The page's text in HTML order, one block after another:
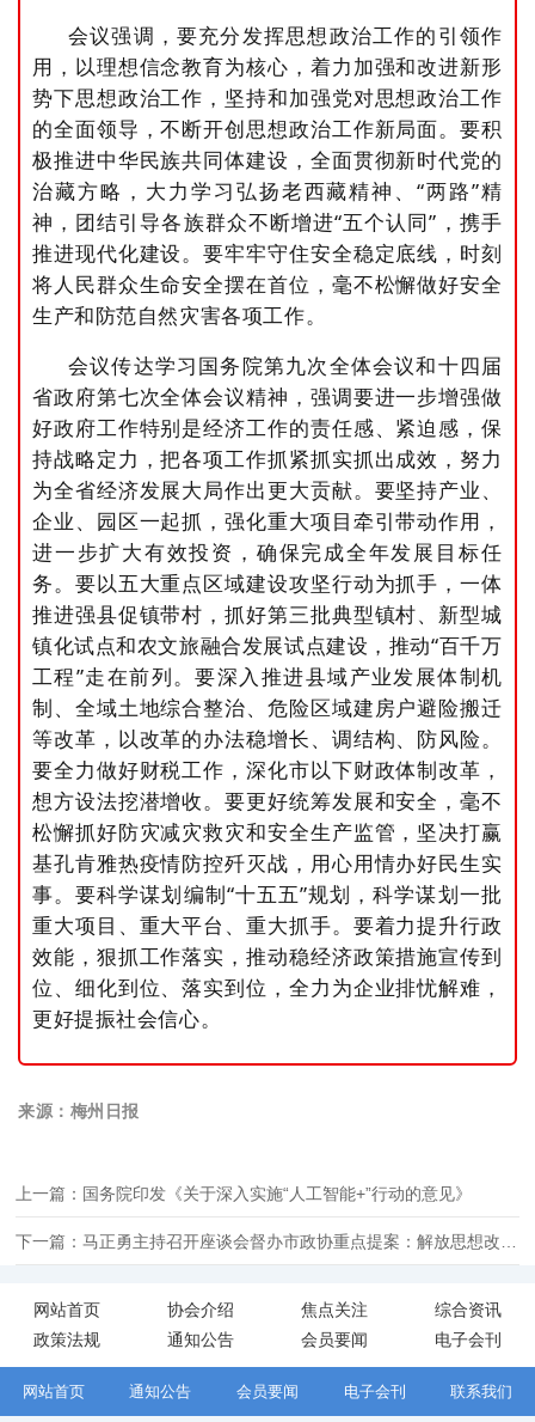
会议强调，要充分发挥思想政治工作的引领作
用，以理想信念教育为核心，着力加强和改进新形
势下思想政治工作，坚持和加强党对思想政治工作
的全面领导，不断开创思想政治工作新局面。要积
极推进中华民族共同体建设，全面贯彻新时代党的
治藏方略，大力学习弘扬老西藏精神、“两路”精
神，团结引导各族群众不断增进“五个认同”，携手
推进现代化建设。要牢牢守住安全稳定底线，时刻
将人民群众生命安全摆在首位，毫不松懈做好安全
生产和防范自然灾害各项工作。
会议传达学习国务院第九次全体会议和十四届
省政府第七次全体会议精神，强调要进一步增强做
好政府工作特别是经济工作的责任感、紧迫感，保
持战略定力，把各项工作抓紧抓实抓出成效，努力
为全省经济发展大局作出更大贡献。要坚持产业、
企业、园区一起抓，强化重大项目牵引带动作用，
进一步扩大有效投资，确保完成全年发展目标任
务。要以五大重点区域建设攻坚行动为抓手，一体
推进强县促镇带村，抓好第三批典型镇村、新型城
镇化试点和农文旅融合发展试点建设，推动“百千万
工程”走在前列。要深入推进县域产业发展体制机
制、全域土地综合整治、危险区域建房户避险搬迁
等改革，以改革的办法稳增长、调结构、防风险。
要全力做好财税工作，深化市以下财政体制改革，
想方设法挖潜增收。要更好统筹发展和安全，毫不
松懈抓好防灾减灾救灾和安全生产监管，坚决打赢
基孔肯雅热疫情防控歼灭战，用心用情办好民生实
事。要科学谋划编制“十五五”规划，科学谋划一批
重大项目、重大平台、重大抓手。要着力提升行政
效能，狠抓工作落实，推动稳经济政策措施宣传到
位、细化到位、落实到位，全力为企业排忧解难，
更好提振社会信心。
来源：梅州日报
上一篇：国务院印发《关于深入实施“人工智能+”行动的意见》
下一篇：马正勇主持召开座谈会督办市政协重点提案：解放思想改革创新大抓人才真抓人才 为梅州高质量发展注入新动能新活力
网站首页 协会介绍 焦点关注
综合资讯
政策法规
通知公告 会员要闻 电子会刊
网站首页 通知公告 会员要闻 电子会刊 联系我们